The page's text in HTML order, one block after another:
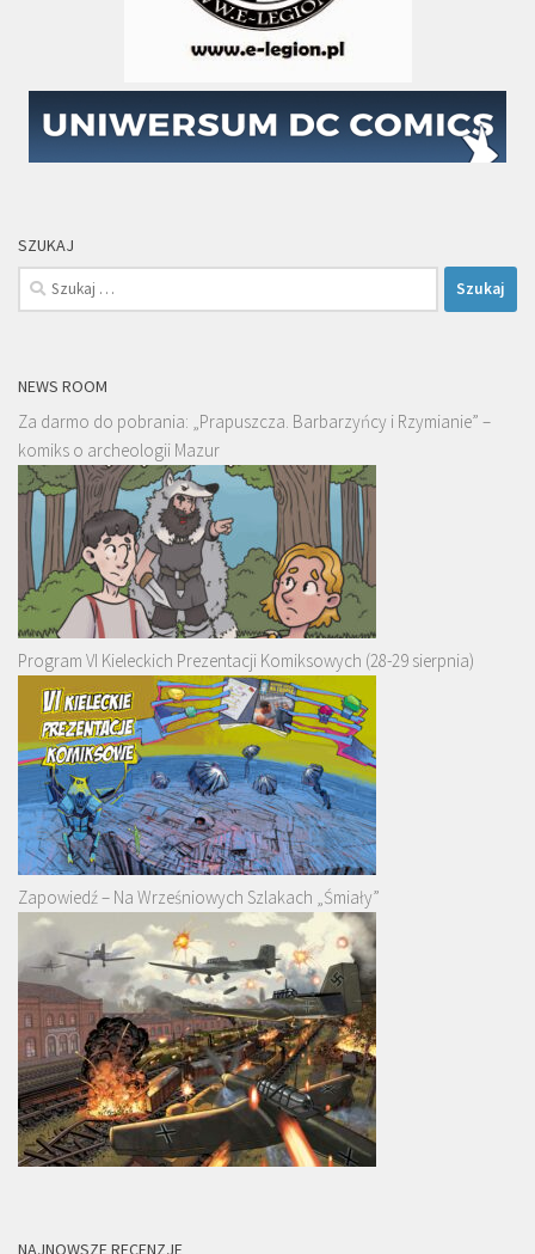
SZUKAJ
Szukaj:
NEWS ROOM
Za darmo do pobrania: „Prapuszcza. Barbarzyńcy i Rzymianie” –
komiks o archeologii Mazur
Program VI Kieleckich Prezentacji Komiksowych (28-29 sierpnia)
Zapowiedź – Na Wrześniowych Szlakach „Śmiały”
NAJNOWSZE RECENZJE